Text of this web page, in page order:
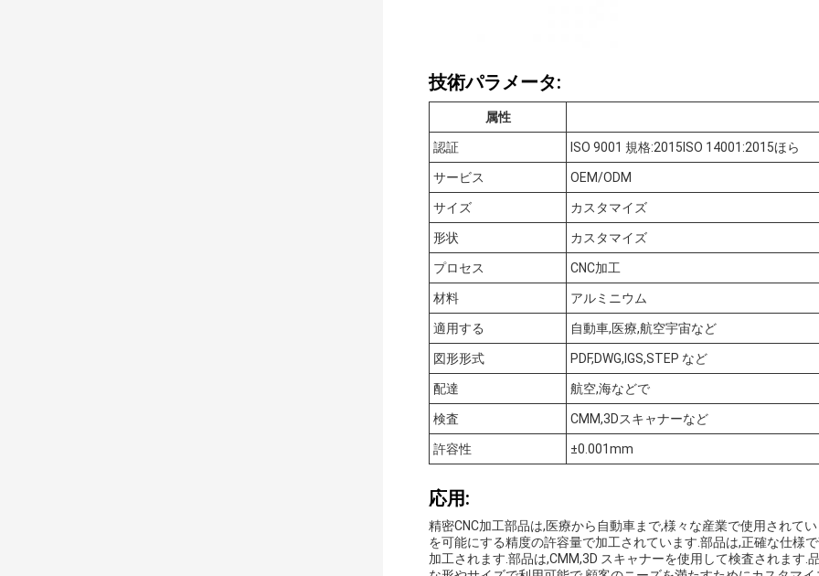
技術パラメータ:
属性
認証 ISO 9001 規格:2015ISO 14001:2015ほら
サービス OEM/ODM
サイズ カスタマイズ
形状 カスタマイズ
プロセス CNC加工
材料 アルミニウム
適用する 自動車,医療,航空宇宙など
図形形式 PDF,DWG,IGS,STEP など
配達 航空,海などで
検査 CMM,3Dスキャナーなど
許容性 ±0.001mm
応用:
精密CNC加工部品は,医療から自動車まで,様々な産業で使用されて
を可能にする精度の許容量で加工されています.部品は,正確な仕様
加工されます.部品は,CMM,3D スキャナーを使用して検査されます